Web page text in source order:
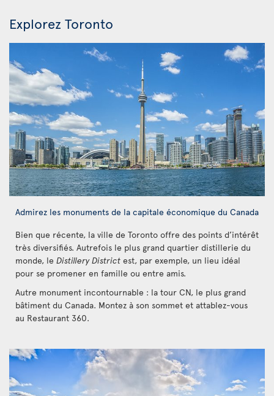
Explorez Toronto
Admirez les monuments de la capitale économique du Canada
Bien que récente, la ville de Toronto offre des points d’intérêt
très diversifiés. Autrefois le plus grand quartier distillerie du
monde, le Distillery District est, par exemple, un lieu idéal
pour se promener en famille ou entre amis.
Autre monument incontournable : la tour CN, le plus grand
bâtiment du Canada. Montez à son sommet et attablez-vous
au Restaurant 360.